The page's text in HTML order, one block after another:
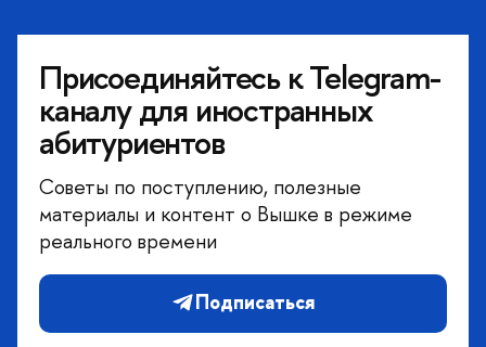
Присоединяйтесь к Telegram-
каналу для иностранных
абитуриентов
Советы по поступлению, полезные
материалы и контент о Вышке в режиме
реального времени
Подписаться